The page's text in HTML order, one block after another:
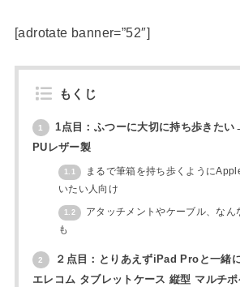
[adrotate banner=”52″]
もくじ
1
1点目：ふつーに大切に持ち歩きた
PUレザー製
1.1
まるで筆箱を持ち歩くように
いたい人向け
1.2
アタッチメントやケーブル、なん
も
2
２点目：とりあえずiPad Proと一緒
エレコム タブレットケース 縦型 マルチ